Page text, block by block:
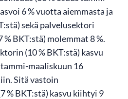
6 % vuotta aiemmasta ja
sekä palvelusektori
% BKT:stä) molemmat 8 %.
(10 % BKT:stä) kasvu
maaliskuun 16
Sitä vastoin
% BKT:stä) kasvu kiihtyi 9